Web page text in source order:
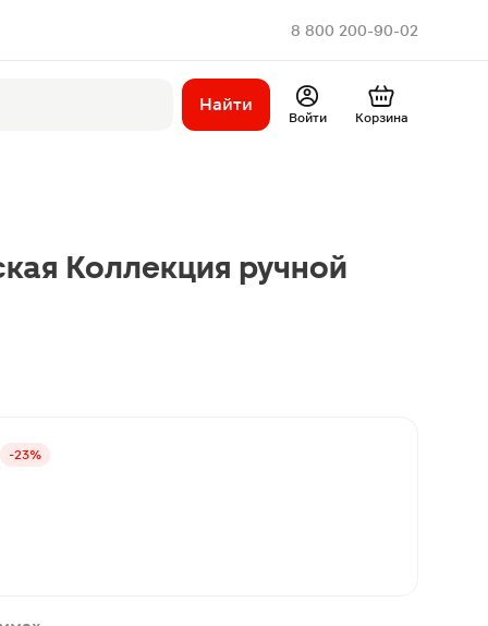
8 800 200-90-02
Найти
Войти Корзина
Коллекция ручной
-23%